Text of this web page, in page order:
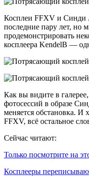
Косплеи FFXV и Синди
последние пару лет, но
продемонстрировать
косплеера KendelB —
Как вы видите в
фотосессий в образе
меняется обстановка. И
FFXV, всё остальное
Сейчас читают:
Только посмотрите на
Косплееры